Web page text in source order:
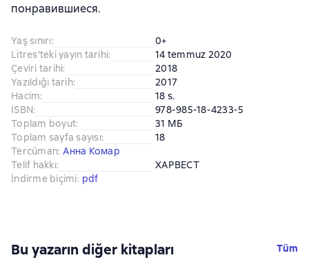
понравившиеся.
Yaş sınırı:
0+
Litres'teki yayın tarihi:
14 temmuz 2020
Çeviri tarihi:
2018
Yazıldığı tarih:
2017
Hacim:
18 s.
ISBN:
978-985-18-4233-5
Toplam boyut:
31 МБ
Toplam sayfa sayısı:
18
Tercüman: Анна Комар
Telif hakkı:
ХАРВЕСТ
İndirme biçimi: pdf
Bu yazarın diğer kitapları Tüm